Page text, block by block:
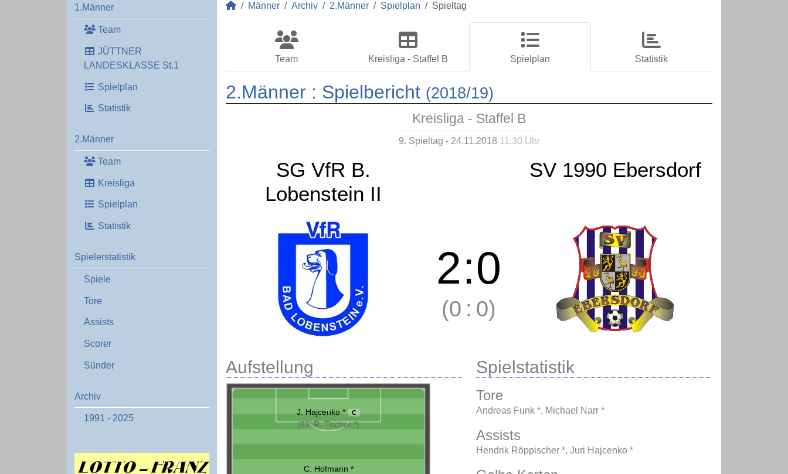
1.Männer
Team
JÜTTNER
LANDESKLASSE St.1
Spielplan
Statistik
2.Männer
Team
Kreisliga
Spielplan
Statistik
Spielerstatistik
Spiele
Tore
Assists
Scorer
Sünder
Archiv
1991 - 2025
Männer Archiv 2.Männer Spielplan Spieltag
Team Kreisliga - Staffel B Spielplan Statistik
2.Männer : Spielbericht (2018/19)
Kreisliga - Staffel B
9. Spieltag - 24.11.2018 11:30 Uhr
SG VfR B.
Lobenstein II
SV 1990 Ebersdorf
2:0
(0 : 0)
Aufstellung
J. Hajcenko * C
(63' R. Tischer *)
C. Hofmann *
Spielstatistik
Tore
Andreas Funk *, Michael Narr *
Assists
Hendrik Röppischer *, Juri Hajcenko *